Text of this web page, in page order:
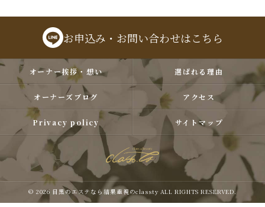
お申込み・お問い合わせはこちら
オーナー挨拶・想い 選ばれる理由
オーナーズブログ アクセス
Privacy policy サイトマップ
© 2026 目黒のエステなら結果重視のclassty ALL RIGHTS RESERVED.